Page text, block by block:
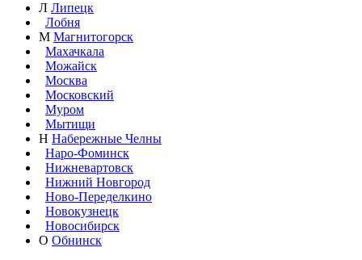
Л Липецк
Лобня
М Магнитогорск
Махачкала
Можайск
Москва
Московский
Муром
Мытищи
Н Набережные Челны
Наро-Фоминск
Нижневартовск
Нижний Новгород
Ново-Переделкино
Новокузнецк
Новосибирск
О Обнинск